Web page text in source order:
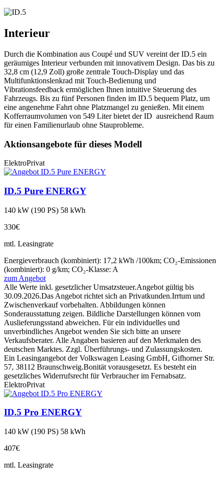
Interieur
Durch die Kombination aus Coupé und SUV vereint der ID.5 ein
geräumiges Interieur verbunden mit innovativem Design. Das bis zu
32,8 cm (12,9 Zoll) große zentrale Touch-Display und das
Multifunktionslenkrad mit Touch-Bedienung und
Vibrationsfeedback ermöglichen Ihnen intuitive Steuerung des
Fahrzeugs. Bis zu fünf Personen finden im ID.5 bequem Platz, um
eine angenehme Fahrt ohne Platzmangel zu genießen. Mit einem
Kofferraumvolumen von 549 Liter bietet der ID ausreichend Raum
für einen Familienurlaub ohne Stauprobleme.
Aktionsangebote für dieses Modell
ElektroPrivat
ID.5 Pure ENERGY
140 kW (190 PS) 58 kWh
330€
mtl. Leasingrate
Energieverbrauch (kombiniert): 17,2 kWh /100km; CO₂-Emissionen
(kombiniert): 0 g/km; CO₂-Klasse: A
zum Angebot
Alle Werte inkl. gesetzlicher Umsatzsteuer.Angebot gültig bis
30.09.2026.Das Angebot richtet sich an Privatkunden.Irrtum und
Zwischenverkauf vorbehalten. Abbildungen können
Sonderausstattung zeigen. Bildliche Darstellungen können vom
Auslieferungsstand abweichen. Für ein individuelles und
unverbindliches Angebot wenden Sie sich bitte an unsere
Verkaufsberater. Alle Angaben basieren auf den Merkmalen des
deutschen Marktes. Zzgl. Überführungs- und Zulassungskosten.
Ein Leasingangebot der Volkswagen Leasing GmbH, Gifhorner Str.
57, 38112 Braunschweig.Bonität vorausgesetzt. Es besteht ein
gesetzliches Widerrufsrecht für Verbraucher im Fernabsatz.
ElektroPrivat
ID.5 Pro ENERGY
140 kW (190 PS) 58 kWh
407€
mtl. Leasingrate